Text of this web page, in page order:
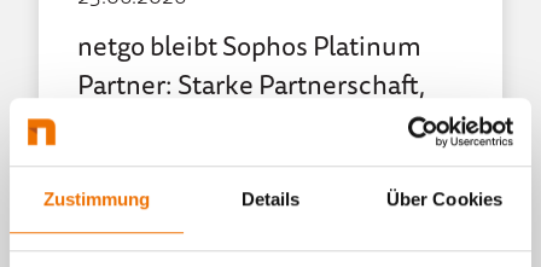
Zustimmung Details Über Cookies
netgo bleibt Sophos Platinum
Partner: Starke Partnerschaft,
Berlin – 17. Juni 2026 – netgo bestätigt
den Sophos Platinum Partner-Status für
2026. Mit einem gemeinsamen